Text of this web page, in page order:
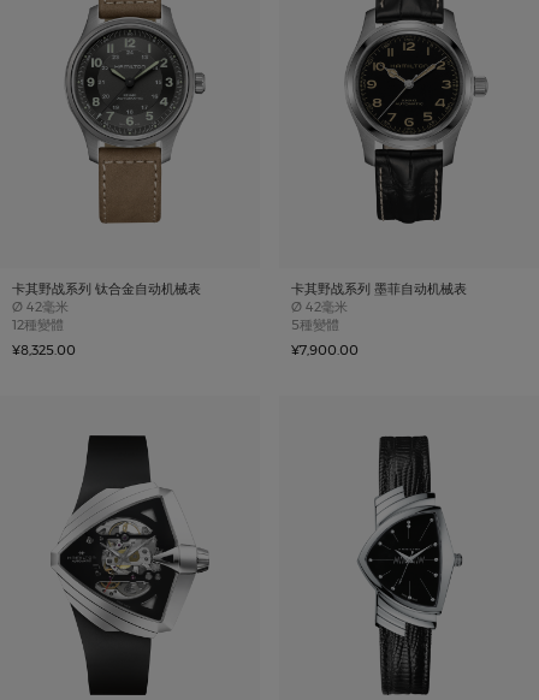
卡其野战系列 钛合金自动机械表
Ø Case size
42毫米
12種變體
¥8,325.00
卡其野战系列 墨菲自动机械表
Ø Case size
42毫米
5種變體
¥7,900.00